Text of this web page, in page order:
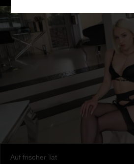
Auf frischer Tat